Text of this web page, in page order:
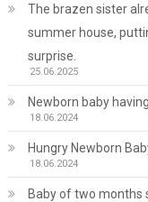
The brazen sister
summer house,
surprise.
25.06.2025
Newborn baby
18.06.2024
Hungry Newborn
18.06.2024
Baby of two months